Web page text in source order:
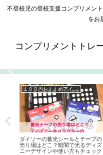
不登校児の登校支援コンプリメン
をお
コンプリメントトレ
１００均おすすめアイテム
ダイソーの蓄光シールとテープの
売り場はどこ？暗闇で光るディズ
ニーデザインや使い方もチェック